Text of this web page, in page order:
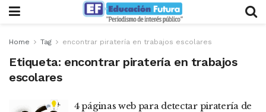
Home Tag encontrar piratería en trabajos escolares
Etiqueta: encontrar piratería en trabajos
escolares
4 páginas web para detectar piratería de